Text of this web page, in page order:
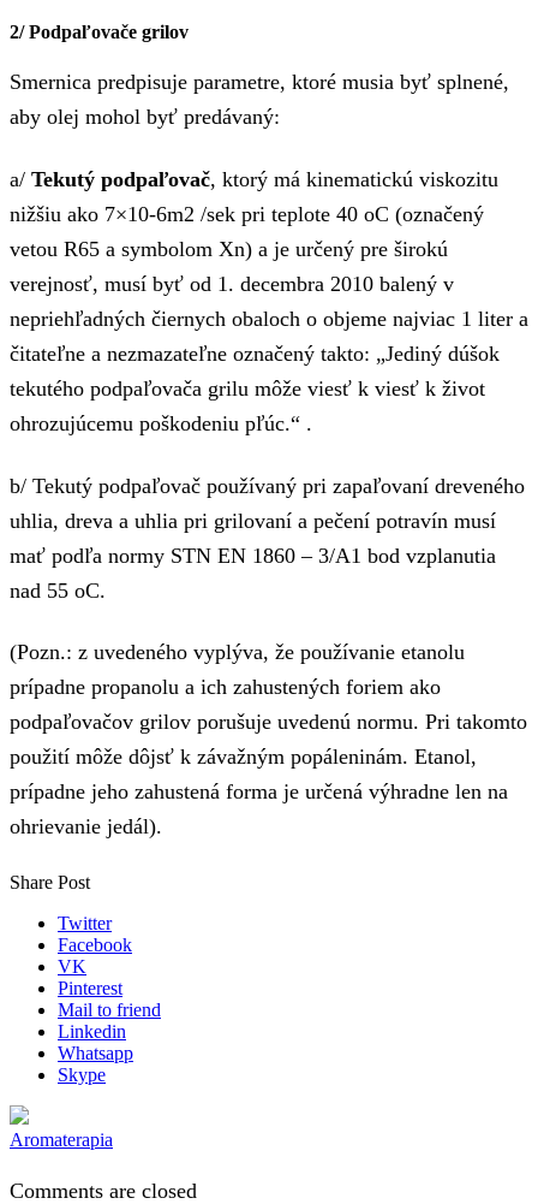
2/ Podpaľovače grilov
Smernica predpisuje parametre, ktoré musia byť splnené,
aby olej mohol byť predávaný:
a/ Tekutý podpaľovač, ktorý má kinematickú viskozitu
nižšiu ako 7×10-6m2 /sek pri teplote 40 oC (označený
vetou R65 a symbolom Xn) a je určený pre širokú
verejnosť, musí byť od 1. decembra 2010 balený v
nepriehľadných čiernych obaloch o objeme najviac 1 liter a
čitateľne a nezmazateľne označený takto: „Jediný dúšok
tekutého podpaľovača grilu môže viesť k viesť k život
ohrozujúcemu poškodeniu pľúc.“ .
b/ Tekutý podpaľovač používaný pri zapaľovaní dreveného
uhlia, dreva a uhlia pri grilovaní a pečení potravín musí
mať podľa normy STN EN 1860 – 3/A1 bod vzplanutia
nad 55 oC.
(Pozn.: z uvedeného vyplýva, že používanie etanolu
prípadne propanolu a ich zahustených foriem ako
podpaľovačov grilov porušuje uvedenú normu. Pri takomto
použití môže dôjsť k závažným popáleninám. Etanol,
prípadne jeho zahustená forma je určená výhradne len na
ohrievanie jedál).
Share Post
Twitter
Facebook
VK
Pinterest
Mail to friend
Linkedin
Whatsapp
Skype
Aromaterapia
Comments are closed